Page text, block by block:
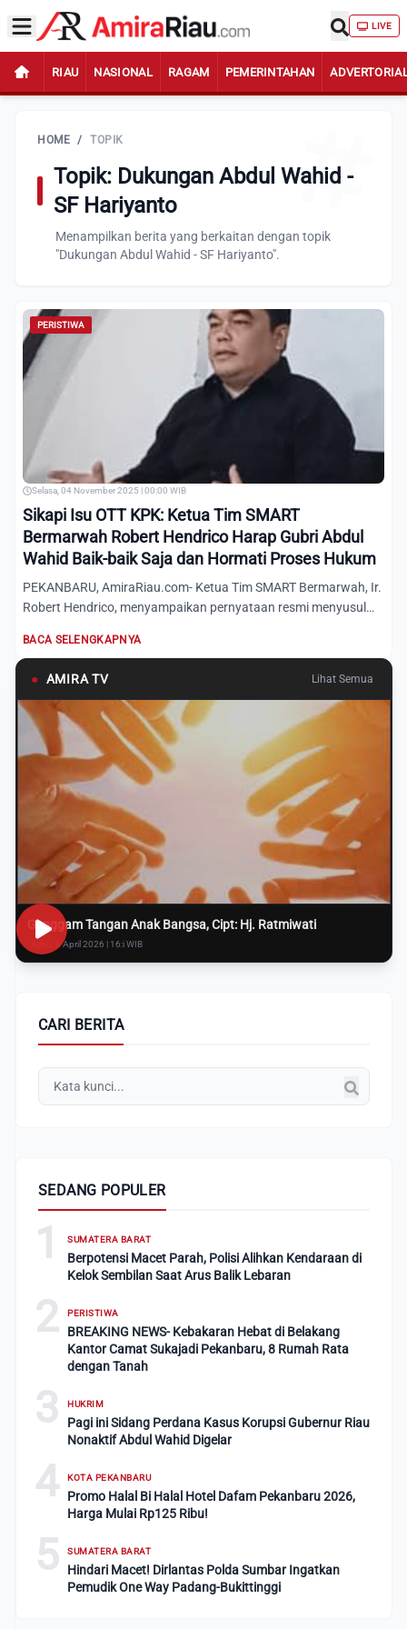
LIVE
RIAU NASIONAL RAGAM PEMERINTAHAN
HOME / TOPIK
Topik: Dukungan Abdul Wahid -
SF Hariyanto
Menampilkan berita yang berkaitan dengan topik
"Dukungan Abdul Wahid - SF Hariyanto".
PERISTIWA
Selasa, 04 November 2025 | 00:00 WIB
Sikapi Isu OTT KPK: Ketua Tim SMART
Bermarwah Robert Hendrico Harap Gubri Abdul
Wahid Baik-baik Saja dan Hormati Proses Hukum
PEKANBARU, AmiraRiau.com- Ketua Tim SMART Bermarwah, Ir.
Robert Hendrico, menyampaikan pernyataan resmi menyusul
BACA SELENGKAPNYA
● AMIRA TV Lihat Semua
Genggam Tangan Anak Bangsa, Cipt: Hj. Ratmiwati
Rabu, 8 April 2026 | 16:i WIB
CARI BERITA
SEDANG POPULER
1 SUMATERA BARAT
Berpotensi Macet Parah, Polisi Alihkan Kendaraan di
Kelok Sembilan Saat Arus Balik Lebaran
2 PERISTIWA
BREAKING NEWS- Kebakaran Hebat di Belakang
Kantor Camat Sukajadi Pekanbaru, 8 Rumah Rata
dengan Tanah
3 HUKRIM
Pagi ini Sidang Perdana Kasus Korupsi Gubernur Riau
Nonaktif Abdul Wahid Digelar
4 KOTA PEKANBARU
Promo Halal Bi Halal Hotel Dafam Pekanbaru 2026,
Harga Mulai Rp125 Ribu!
5 SUMATERA BARAT
Hindari Macet! Dirlantas Polda Sumbar Ingatkan
Pemudik One Way Padang-Bukittinggi